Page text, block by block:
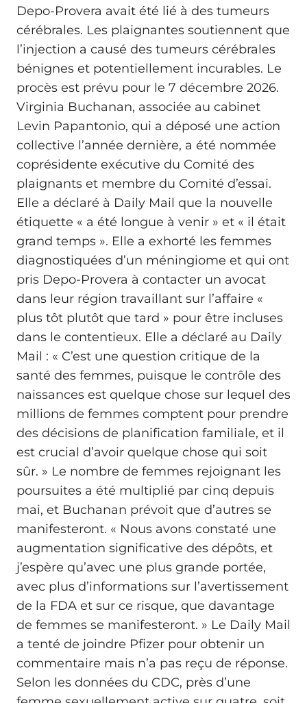
Depo-Provera avait été lié à des tumeurs
cérébrales. Les plaignantes soutiennent que
l’injection a causé des tumeurs cérébrales
bénignes et potentiellement incurables. Le
procès est prévu pour le 7 décembre 2026.
Virginia Buchanan, associée au cabinet
Levin Papantonio, qui a déposé une action
collective l’année dernière, a été nommée
coprésidente exécutive du Comité des
plaignants et membre du Comité d’essai.
Elle a déclaré à Daily Mail que la nouvelle
étiquette « a été longue à venir » et « il était
grand temps ». Elle a exhorté les femmes
diagnostiquées d’un méningiome et qui ont
pris Depo-Provera à contacter un avocat
dans leur région travaillant sur l’affaire «
plus tôt plutôt que tard » pour être incluses
dans le contentieux. Elle a déclaré au Daily
Mail : « C’est une question critique de la
santé des femmes, puisque le contrôle des
naissances est quelque chose sur lequel des
millions de femmes comptent pour prendre
des décisions de planification familiale, et il
est crucial d’avoir quelque chose qui soit
sûr. » Le nombre de femmes rejoignant les
poursuites a été multiplié par cinq depuis
mai, et Buchanan prévoit que d’autres se
manifesteront. « Nous avons constaté une
augmentation significative des dépôts, et
j’espère qu’avec une plus grande portée,
avec plus d’informations sur l’avertissement
de la FDA et sur ce risque, que davantage
de femmes se manifesteront. » Le Daily Mail
a tenté de joindre Pfizer pour obtenir un
commentaire mais n’a pas reçu de réponse.
Selon les données du CDC, près d’une